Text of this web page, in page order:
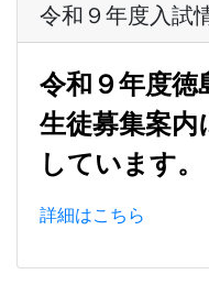
令和９年度入試
令和９年度徳
生徒募集案
しています。
詳細はこちら